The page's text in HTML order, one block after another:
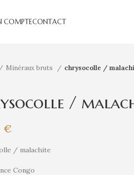
COMPTECONTACT
Minéraux bruts chrysocolle /
/
€
/ malachite
Congo